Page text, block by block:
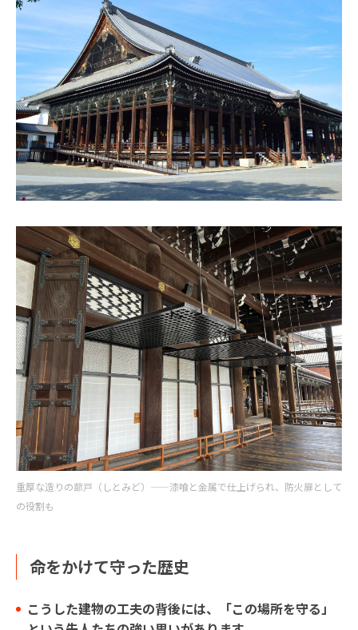
重厚な造りの蔀戸（しとみど）——漆喰と金属で仕上げられ、防火扉として
の役割も
命をかけて守った歴史
こうした建物の工夫の背後には、「この場所を守る」